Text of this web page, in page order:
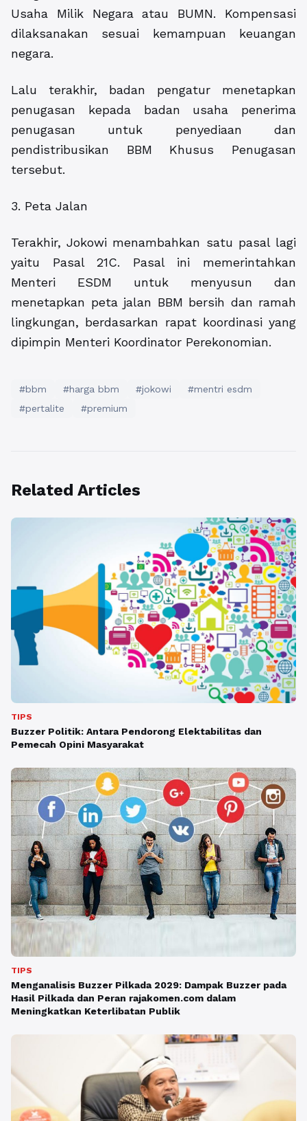
Usaha Milik Negara atau BUMN. Kompensasi
dilaksanakan sesuai kemampuan keuangan
negara.
Lalu terakhir, badan pengatur menetapkan
penugasan kepada badan usaha penerima
penugasan untuk penyediaan dan
pendistribusikan BBM Khusus Penugasan
tersebut.
3. Peta Jalan
Terakhir, Jokowi menambahkan satu pasal lagi
yaitu Pasal 21C. Pasal ini memerintahkan
Menteri ESDM untuk menyusun dan
menetapkan peta jalan BBM bersih dan ramah
lingkungan, berdasarkan rapat koordinasi yang
dipimpin Menteri Koordinator Perekonomian.
#bbm #harga bbm #jokowi
#mentri esdm
#pertalite
#premium
Related Articles
TIPS
Buzzer Politik: Antara Pendorong Elektabilitas dan
Pemecah Opini Masyarakat
TIPS
Menganalisis Buzzer Pilkada 2029: Dampak Buzzer pada
Hasil Pilkada dan Peran rajakomen.com dalam
Meningkatkan Keterlibatan Publik